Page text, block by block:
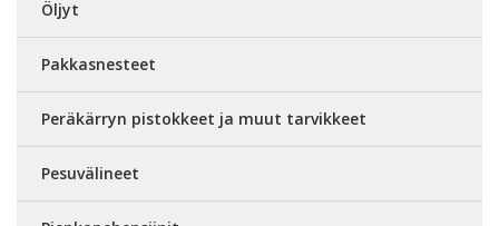
Öljyt
Pakkasnesteet
Peräkärryn pistokkeet ja muut tarvikkeet
Pesuvälineet